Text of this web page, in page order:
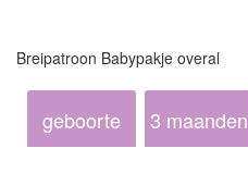
Breipatroon Babypakje overal
geboorte 3 maanden